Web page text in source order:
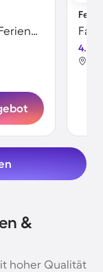
Voll ausgestattetes gemütliches Ferienhaus mit Terrasse | Meerblick | Nah am Strand
4.8
&
hoher Qualität